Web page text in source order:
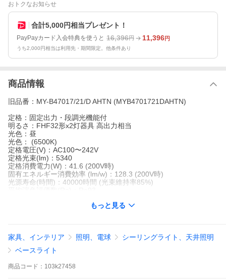
おトクなお知らせ
合計5,000円相当プレゼント！
PayPayカード入会特典を使うと 16,396円 11,396円
うち2,000円相当は利用先・期間限定。他条件あり
商品情報
旧品番：MY-B47017/21/D AHTN (MYB4701721DAHTN)
定格：固定出力・段調光機能付
明るさ：FHF32形x2灯器具 高出力相当
光色：昼
光色： (6500K)
定格電圧(V)：AC100〜242V
定格光束(lm)：5340
定格消費電力(W)：41.6 (200V時)
固有エネルギー消費効率 (lm/w)：128.3 (200V時)
光源寿命(時間)：40000時間 (光束維持率85%)
もっと見る
家具、インテリア 照明、電球
シーリングライト、天井照明
ベースライト
商品 コード： 103k27458